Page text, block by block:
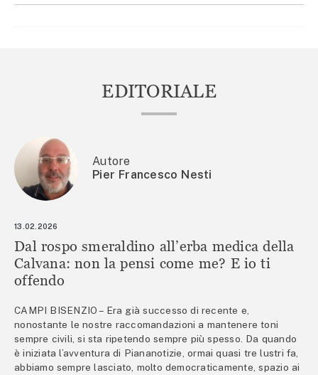
EDITORIALE
Autore
Pier Francesco Nesti
13.02.2026
Dal rospo smeraldino all’erba medica della
Calvana: non la pensi come me? E io ti
offendo
CAMPI BISENZIO – Era già successo di recente e,
nonostante le nostre raccomandazioni a mantenere toni
sempre civili, si sta ripetendo sempre più spesso. Da quando
è iniziata l’avventura di Piananotizie, ormai quasi tre lustri fa,
abbiamo sempre lasciato, molto democraticamente, spazio ai